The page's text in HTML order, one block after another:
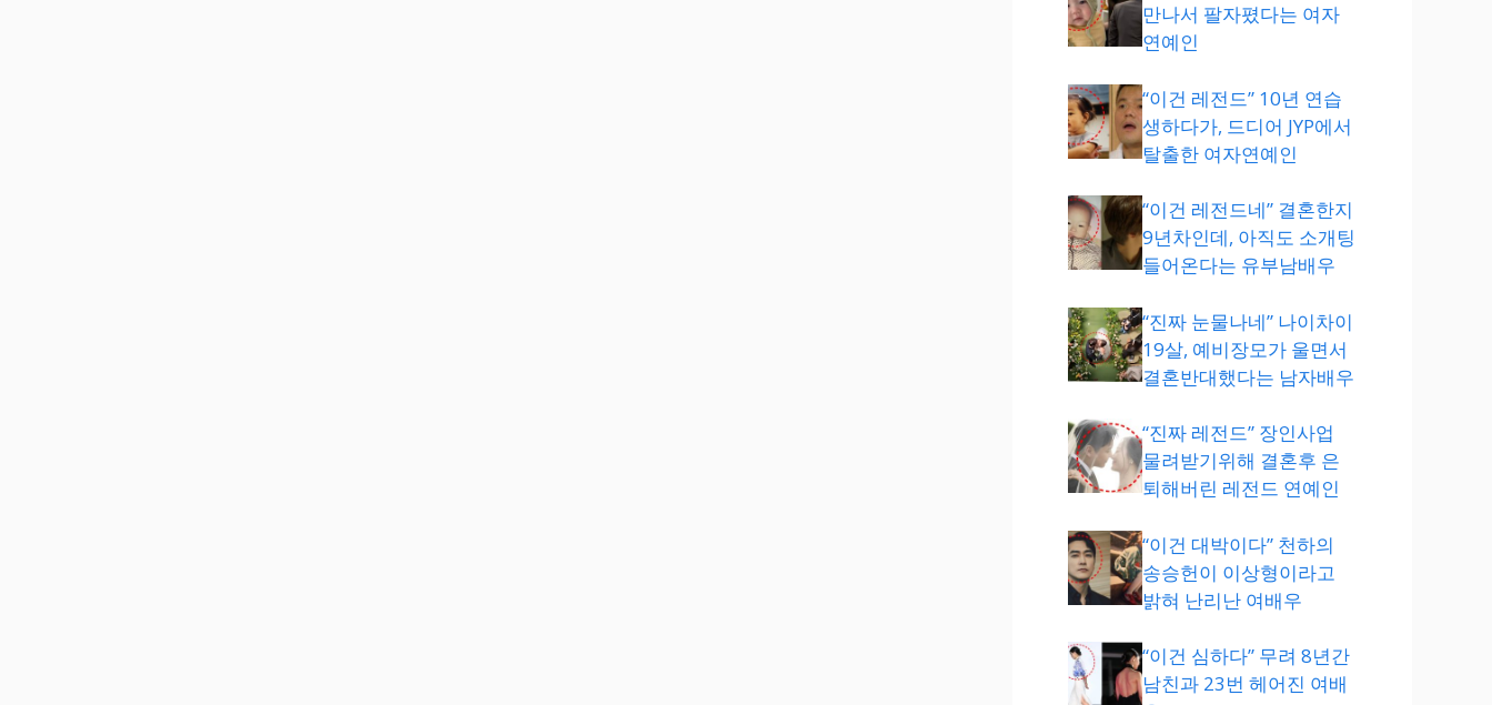
만나서 팔자폈다는 여자
연예인
“이건 레전드” 10년 연습
생하다가, 드디어 JYP에서
탈출한 여자연예인
“이건 레전드네” 결혼한지
9년차인데, 아직도 소개팅
들어온다는 유부남배우
“진짜 눈물나네” 나이차이
19살, 예비장모가 울면서
결혼반대했다는 남자배우
“진짜 레전드” 장인사업
물려받기위해 결혼후 은
퇴해버린 레전드 연예인
“이건 대박이다” 천하의
송승헌이 이상형이라고
밝혀 난리난 여배우
“이건 심하다” 무려 8년간
남친과 23번 헤어진 여배